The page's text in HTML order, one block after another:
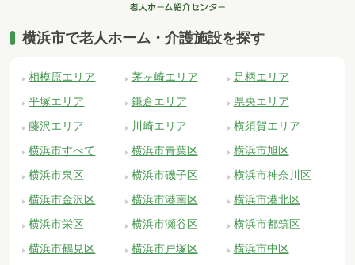
横浜市で老人ホーム・介護施設を探す
相模原エリア 茅ヶ崎エリア
足柄エリア
平塚エリア
鎌倉エリア
県央エリア
藤沢エリア
川崎エリア
横須賀エリア
横浜市すべて
横浜市青葉区
横浜市旭区
横浜市泉区
横浜市磯子区
横浜市神奈川区
横浜市金沢区
横浜市港南区
横浜市港北区
横浜市栄区
横浜市瀬谷区
横浜市都筑区
横浜市鶴見区
横浜市戸塚区
横浜市中区